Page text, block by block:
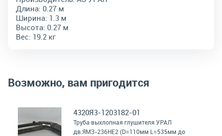
Длина: 0.27 м
Ширина: 1.3 м
Высота: 0.27 м
Вес: 19.2 кг
Возможно, вам пригодится
4320Я3-1203182-01
Труба выхлопная глушителя УРАЛ
дв.ЯМЗ-236НЕ2 (D=110мм L=535мм до